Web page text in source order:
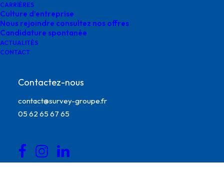
CARRIÈRES
Culture d’entreprise
Nous rejoindre consultez nos offres
Candidature spontanée
ACTUALITÉS
CONTACT
Contactez-nous
contact@survey-groupe.fr
05 62 65 67 65
travaux géoréférencement survey